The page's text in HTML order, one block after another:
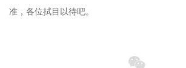
准，各位拭目以待吧。